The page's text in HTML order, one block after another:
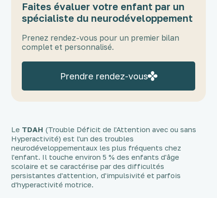
Faites évaluer votre enfant par un
spécialiste du neurodéveloppement
Prenez rendez-vous pour un premier bilan
complet et personnalisé.
Prendre rendez-vous
Le TDAH (Trouble Déficit de l'Attention avec ou sans
Hyperactivité) est l'un des troubles
neurodéveloppementaux les plus fréquents chez
l'enfant. Il touche environ 5 % des enfants d'âge
scolaire et se caractérise par des difficultés
persistantes d'attention, d'impulsivité et parfois
d'hyperactivité motrice.